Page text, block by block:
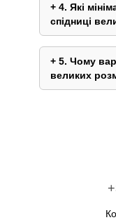
4. Які
спідниці
5. Чому
великих